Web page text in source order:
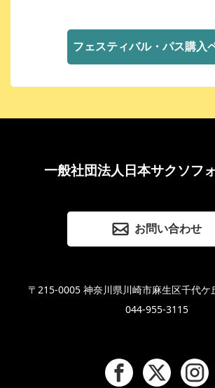
フェスティバル・パス購入
一般社団法人日本サクソフ
お問い合わせ
〒215-0005 神奈川県川崎市麻生区千代ケ
044-955-3115